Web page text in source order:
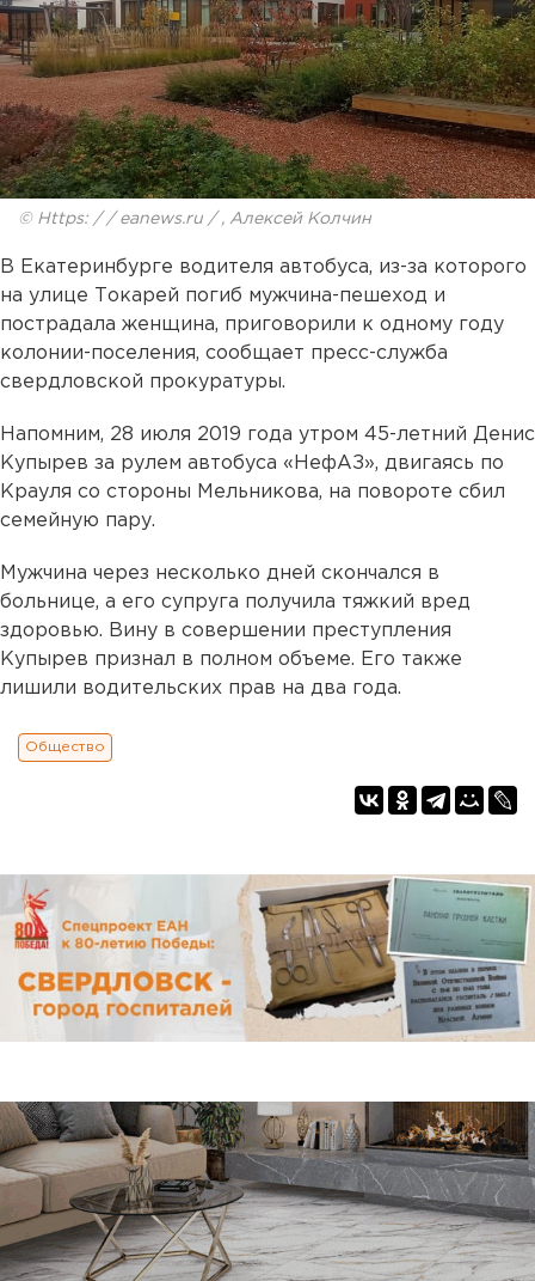
© Https: / / eanews.ru / , Алексей Колчин
В Екатеринбурге водителя автобуса, из-за которого
на улице Токарей погиб мужчина-пешеход и
пострадала женщина, приговорили к одному году
колонии-поселения, сообщает пресс-служба
свердловской прокуратуры.
Напомним, 28 июля 2019 года утром 45-летний Денис
Купырев за рулем автобуса «НефАЗ», двигаясь по
Крауля со стороны Мельникова, на повороте сбил
семейную пару.
Мужчина через несколько дней скончался в
больнице, а его супруга получила тяжкий вред
здоровью. Вину в совершении преступления
Купырев признал в полном объеме. Его также
лишили водительских прав на два года.
Общество